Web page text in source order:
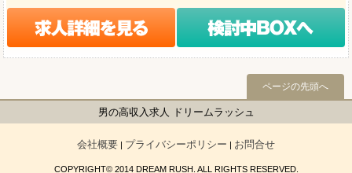
ページの先頭へ
男の高収入求人 ドリームラッシュ
会社概要 | プライバシーポリシー | お問合せ
COPYRIGHT© 2014 DREAM RUSH. ALL RIGHTS RESERVED.